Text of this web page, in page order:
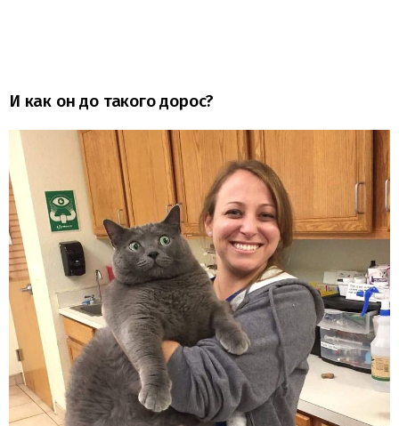
И как он до такого дорос?